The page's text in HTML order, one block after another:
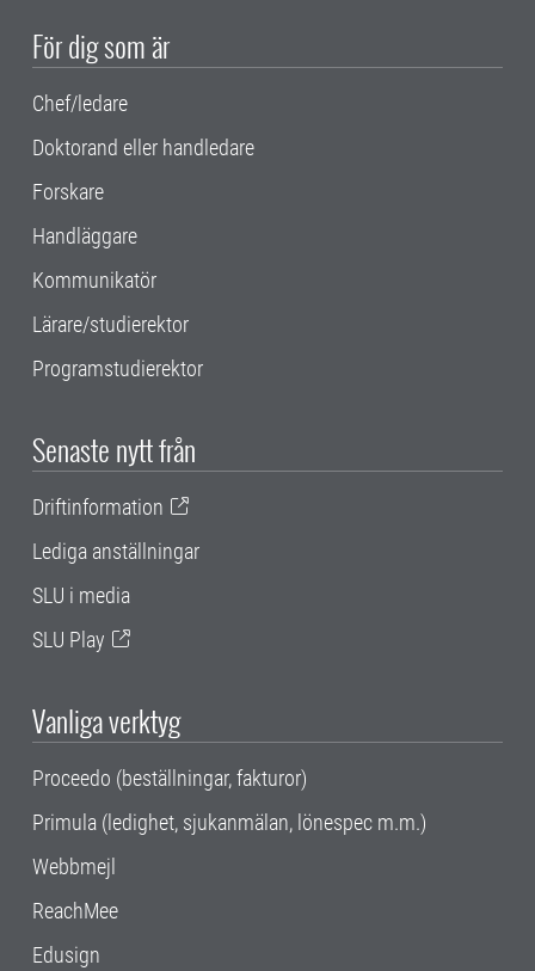
För dig som är
Chef/ledare
Doktorand eller handledare
Forskare
Handläggare
Kommunikatör
Lärare/studierektor
Programstudierektor
Senaste nytt från
Driftinformation
Lediga anställningar
SLU i media
SLU Play
Vanliga verktyg
Proceedo (beställningar, fakturor)
Primula (ledighet, sjukanmälan, lönespec m.m.)
Webbmejl
ReachMee
Edusign